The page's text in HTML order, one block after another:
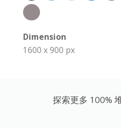
Dimension
1600 x 900 px
探索更多 100%